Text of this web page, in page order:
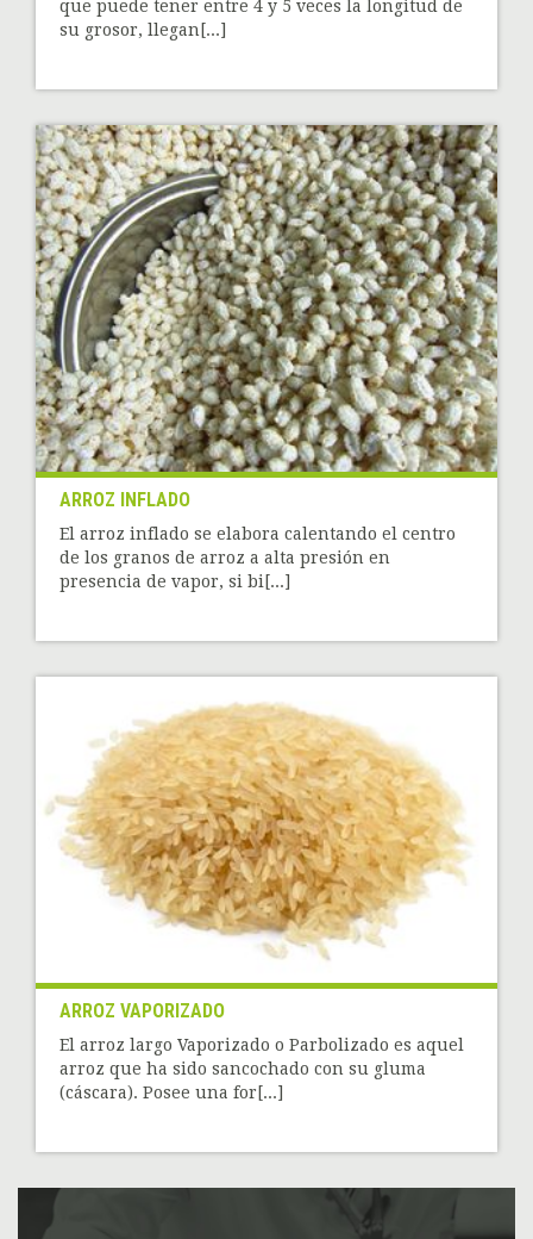
que puede tener entre 4 y 5 veces la longitud de
su grosor, llegan[...]
ARROZ INFLADO
El arroz inflado se elabora calentando el centro
de los granos de arroz a alta presión en
presencia de vapor, si bi[...]
ARROZ VAPORIZADO
El arroz largo Vaporizado o Parbolizado es aquel
arroz que ha sido sancochado con su gluma
(cáscara). Posee una for[...]